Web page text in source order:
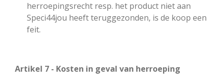
herroepingsrecht resp. het product niet aan
Speci44jou heeft teruggezonden, is de koop een
feit.
Artikel 7 - Kosten in geval van herroeping